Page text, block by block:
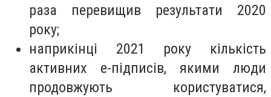
раза перевищив результати 2020
року;
наприкінці 2021 року кількість
активних е-підписів, якими люди
продовжують користуватися,